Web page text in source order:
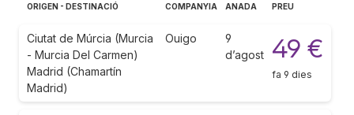
ORIGEN - DESTINACIÓ COMPANYIA ANADA PREU
Ciutat de Múrcia (Murcia
- Murcia Del Carmen)
Madrid (Chamartín
Madrid)
Ouigo
9
d’agost
49 €
fa 9 dies